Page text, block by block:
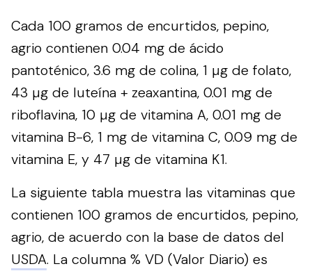
Cada 100 gramos de encurtidos, pepino,
agrio contienen 0.04 mg de ácido
pantoténico, 3.6 mg de colina, 1 µg de folato,
43 µg de luteína + zeaxantina, 0.01 mg de
riboflavina, 10 µg de vitamina A, 0.01 mg de
vitamina B-6, 1 mg de vitamina C, 0.09 mg de
vitamina E, y 47 µg de vitamina K1.
La siguiente tabla muestra las vitaminas que
contienen 100 gramos de encurtidos, pepino,
agrio, de acuerdo con la base de datos del
USDA. La columna % VD (Valor Diario) es